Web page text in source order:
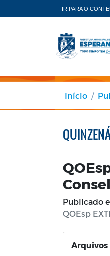
IR PARA O
Início
Publicado
QOEsp
Arquivos